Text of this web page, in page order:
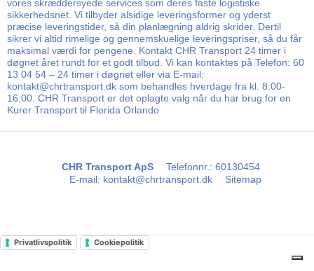
vores skræddersyede services som deres faste logistiske
sikkerhedsnet. Vi tilbyder alsidige leveringsformer og yderst
præcise leveringstider, så din planlægning aldrig skrider. Dertil
sikrer vi altid rimelige og gennemskuelige leveringspriser, så du får
maksimal værdi for pengene. Kontakt CHR Transport 24 timer i
døgnet året rundt for et godt tilbud. Vi kan kontaktes på Telefon: 60
13 04 54 – 24 timer i døgnet eller via E-mail:
kontakt@chrtransport.dk som behandles hverdage fra kl. 8:00-
16:00. CHR Transport er det oplagte valg når du har brug for en
Kurer Transport til Florida Orlando
CHR Transport ApS Telefonnr.: 60130454
E-mail: kontakt@chrtransport.dk Sitemap
Privatlivspolitik Cookiepolitik